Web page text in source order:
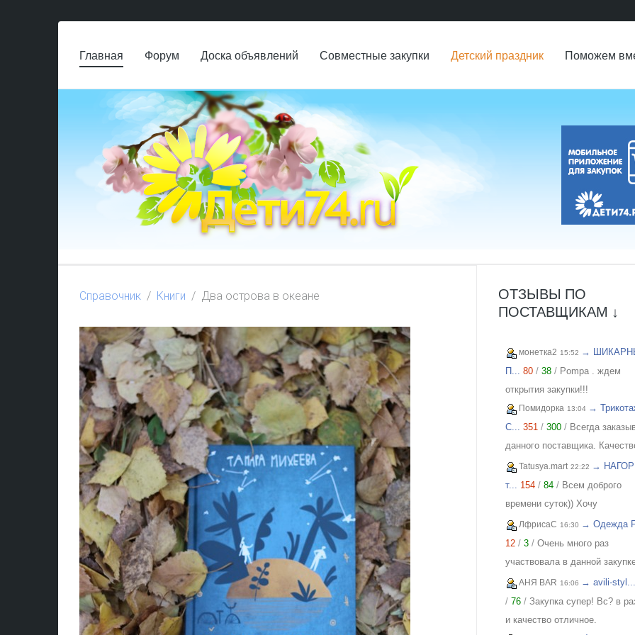
Главная Форум Доска объявлений Совместные закупки Детский праздник Поможем
Справочник Книги Два острова в океане
ОТЗЫВЫ ПО
ПОСТАВЩИКАМ ↓
монетка2 15:52 →
П... 80 / 38 / Pompa . ждем
открытия закупки!!!
Помидорка 13:04 →
C... 351 / 300 / Всегда
данного поставщика.
отличное, всем довольна!
Tatusya.mart 22:22 →
т... 154 / 84 / Всем доброго
времени суток)) Хочу
похвастаться своей
обновкой,заказывала сарафан
закупке (Нагорная трикотаж) и
осталась в полном восторге
качества)) Соответствие
всяких похвал))
ЛфрисаС 16:30 → Одежда
12 / 3 / Очень много раз
участвовала в данной
приобретала и для себя и
и джинсы, и джемпера, и
блузки, вещи качественные,
АНЯ BAR 16:06 → avili-styl...
/ 76 / Закупка супер! Вс? в
и качество отличное.